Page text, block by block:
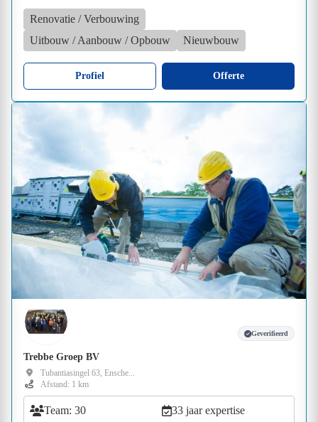
Renovatie / Verbouwing
Uitbouw / Aanbouw / Opbouw
Nieuwbouw
Profiel Offerte
Geverifieerd
Trebbe Groep BV
Tubantiasingel 63, Ensche...
Afstand: 1 km
Team: 30 33 jaar expertise